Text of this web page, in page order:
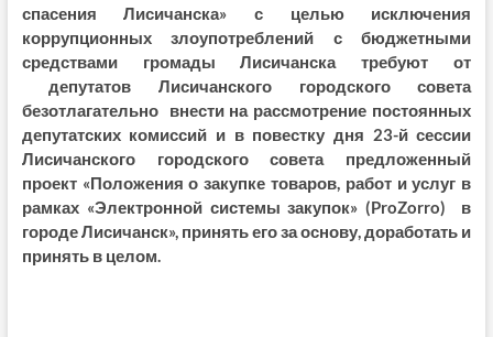
спасения Лисичанска» с целью исключения
коррупционных злоупотреблений с бюджетными
средствами громады Лисичанска требуют от
депутатов Лисичанского городского совета
безотлагательно внести на рассмотрение постоянных
депутатских комиссий и в повестку дня 23-й сессии
Лисичанского городского совета предложенный
проект «Положения о закупке товаров, работ и услуг в
рамках «Электронной системы закупок» (ProZorro) в
городе Лисичанск», принять его за основу, доработать и
принять в целом.